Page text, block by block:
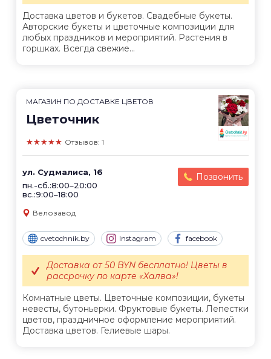
Доставка цветов и букетов. Свадебные букеты.
Авторские букеты и цветочные композиции для
любых праздников и мероприятий. Растения в
горшках. Всегда свежие...
МАГАЗИН ПО ДОСТАВКЕ ЦВЕТОВ
Цветочник
★★★★★ Отзывов: 1
ул. Судмалиса, 16
пн.-сб.:8:00–20:00
вс.:9:00–18:00
Позвонить
Велозавод
cvetochnik.by Instagram facebook
Комнатные цветы. Цветочные композиции, букеты
невесты, бутоньерки. Фруктовые букеты. Лепестки
цветов, праздничное оформление мероприятий.
Доставка цветов. Гелиевые шары.
Доставка от 50 BYN бесплатно! Цветы в
рассрочку по карте «Халва»!